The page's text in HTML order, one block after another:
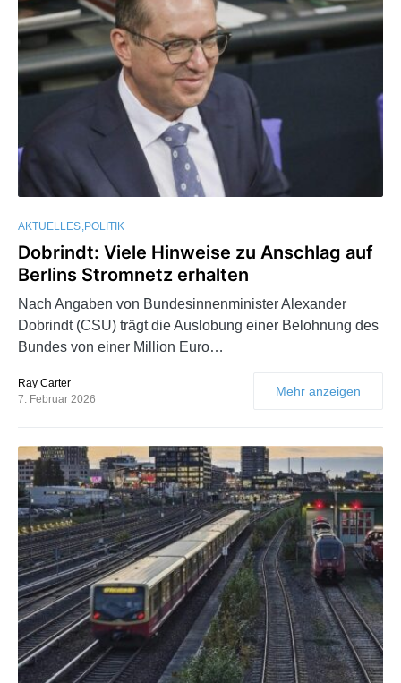
AKTUELLES POLITIK
Dobrindt: Viele Hinweise zu Anschlag auf
Berlins Stromnetz erhalten
Nach Angaben von Bundesinnenminister Alexander
Dobrindt (CSU) trägt die Auslobung einer Belohnung des
Bundes von einer Million Euro…
Ray Carter
7. Februar 2026
Mehr anzeigen